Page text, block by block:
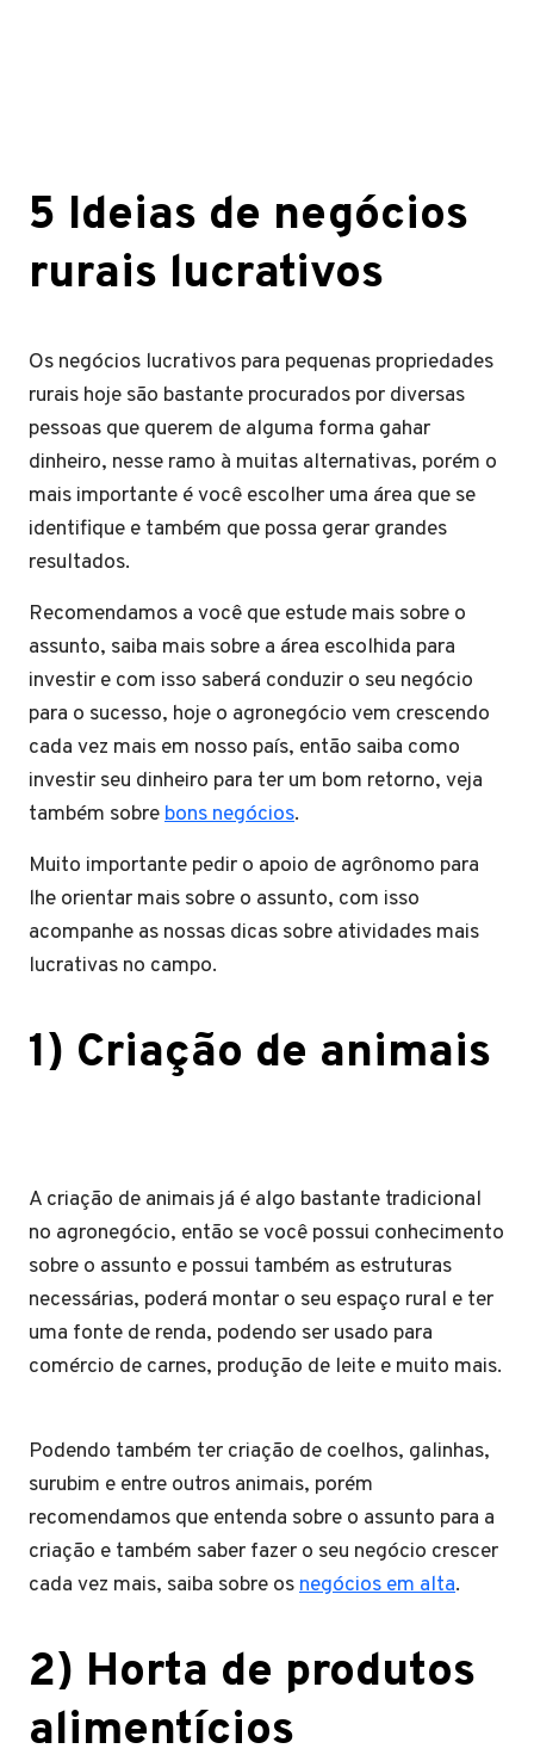
5 Ideias de negócios
rurais lucrativos
Os negócios lucrativos para pequenas propriedades
rurais hoje são bastante procurados por diversas
pessoas que querem de alguma forma gahar
dinheiro, nesse ramo à muitas alternativas, porém o
mais importante é você escolher uma área que se
identifique e também que possa gerar grandes
resultados.
Recomendamos a você que estude mais sobre o
assunto, saiba mais sobre a área escolhida para
investir e com isso saberá conduzir o seu negócio
para o sucesso, hoje o agronegócio vem crescendo
cada vez mais em nosso país, então saiba como
investir seu dinheiro para ter um bom retorno, veja
também sobrebons negócios.
Muito importante pedir o apoio de agrônomo para
lhe orientar mais sobre o assunto, com isso
acompanhe as nossas dicas sobre atividades mais
lucrativas no campo.
1) Criação de animais
A criação de animais já é algo bastante tradicional
no agronegócio, então se você possui conhecimento
sobre o assunto e possui também as estruturas
necessárias, poderá montar o seu espaço rural e ter
uma fonte de renda, podendo ser usado para
comércio de carnes, produção de leite e muito mais.
Podendo também ter criação de coelhos, galinhas,
surubim e entre outros animais, porém
recomendamos que entenda sobre o assunto para a
criação e também saber fazer o seu negócio crescer
cada vez mais, saiba sobre osnegócios em alta.
2) Horta de produtos
alimentícios